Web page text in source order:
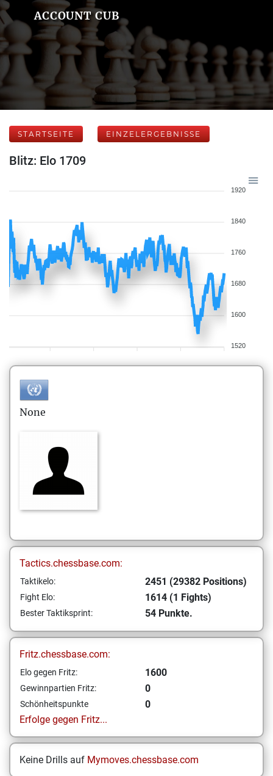
ACCOUNT CUB
STARTSEITE EINZELERGEBNISSE
Blitz: Elo 1709
1920
1840
1760
1680
1600
1520
None
Tactics.chessbase.com:
Taktikelo: 2451 (29382 Positions)
Fight Elo: 1614 (1 Fights)
Bester Taktiksprint: 54 Punkte.
Fritz.chessbase.com:
Elo gegen Fritz: 1600
Gewinnpartien Fritz: 0
Schönheitspunkte
0
Erfolge gegen Fritz...
Keine Drills auf Mymoves.chessbase.com